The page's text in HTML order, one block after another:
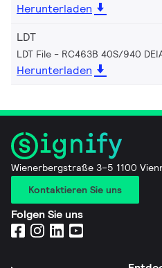
Herunterladen
LDT
LDT File - RC463B 40S/940
Herunterladen
Wienerbergstraße 3–5 1100
Kontaktieren Sie uns
Folgen Sie uns